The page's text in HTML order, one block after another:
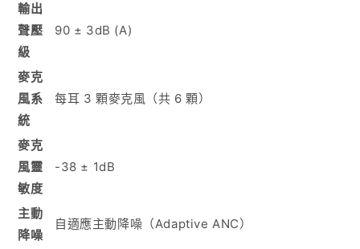
輸出
聲壓
級
90 ± 3dB (A)
麥克
風系
統
每耳 3 顆麥克風（共 6 顆）
麥克
風靈
敏度
-38 ± 1dB
主動
降噪
自適應主動降噪（Adaptive ANC）